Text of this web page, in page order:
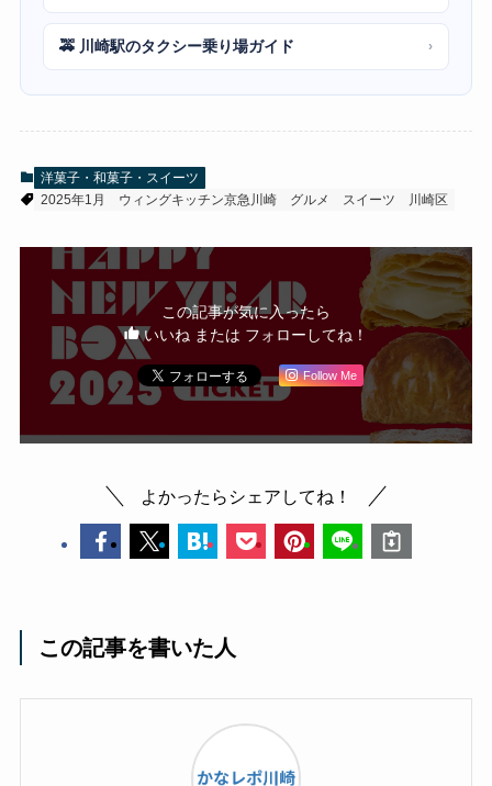
🚕 川崎駅のタクシー乗り場ガイド ›
洋菓子・和菓子・スイーツ
2025年1月
ウィングキッチン京急川崎 グルメ スイーツ 川崎区
この記事が気に入ったら
いいね または フォローしてね！
Follow Me
よかったらシェアしてね！
この記事を書いた人